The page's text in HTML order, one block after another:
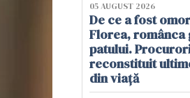
05 AUGUST 2026
De ce a fost
Florea, românca
patului.
reconstituit
din viață